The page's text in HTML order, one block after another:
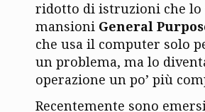
ridotto di istruzioni che lo
mansioni General
che usa il computer solo
un problema, ma lo
operazione un po’ più
Recentemente sono